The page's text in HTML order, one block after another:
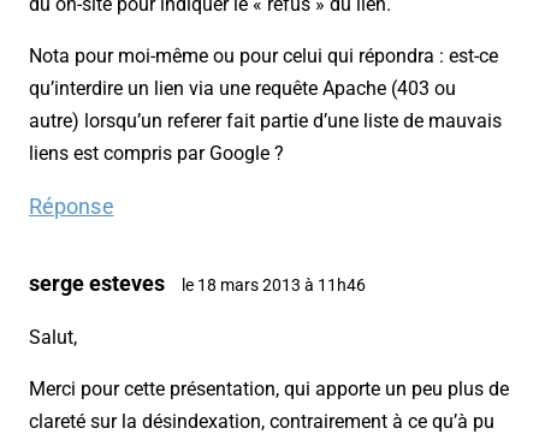
Nota pour moi-même ou pour celui qui répondra : est-ce
qu’interdire un lien via une requête Apache (403 ou
autre) lorsqu’un referer fait partie d’une liste de mauvais
liens est compris par Google ?
Réponse
serge esteves le 18 mars 2013 à 11h46
Salut,
Merci pour cette présentation, qui apporte un peu plus de
clareté sur la désindexation, contrairement à ce qu’à pu